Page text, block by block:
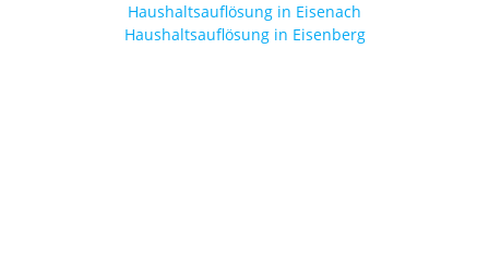
Haushaltsauflösung in Eisenach
Haushaltsauflösung in Eisenberg